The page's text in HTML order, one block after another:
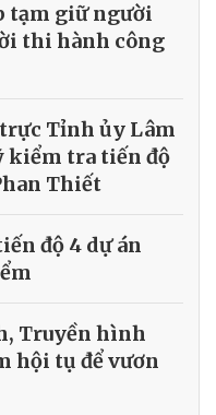
tạm giữ người
thi hành công
Tỉnh ủy Lâm
kiểm tra tiến độ
Thiết
độ 4 dự án
Truyền hình
hội tụ để vươn